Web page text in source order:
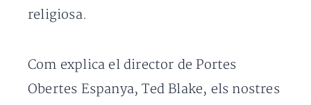
religiosa.
Com explica el director de Portes
Obertes Espanya, Ted Blake, els nostres